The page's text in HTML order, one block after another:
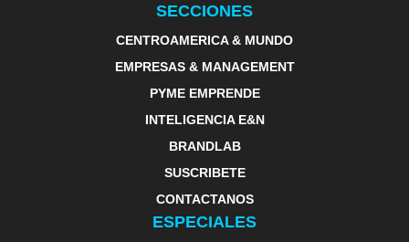
SECCIONES
CENTROAMERICA & MUNDO
EMPRESAS & MANAGEMENT
PYME EMPRENDE
INTELIGENCIA E&N
BRANDLAB
SUSCRIBETE
CONTACTANOS
ESPECIALES